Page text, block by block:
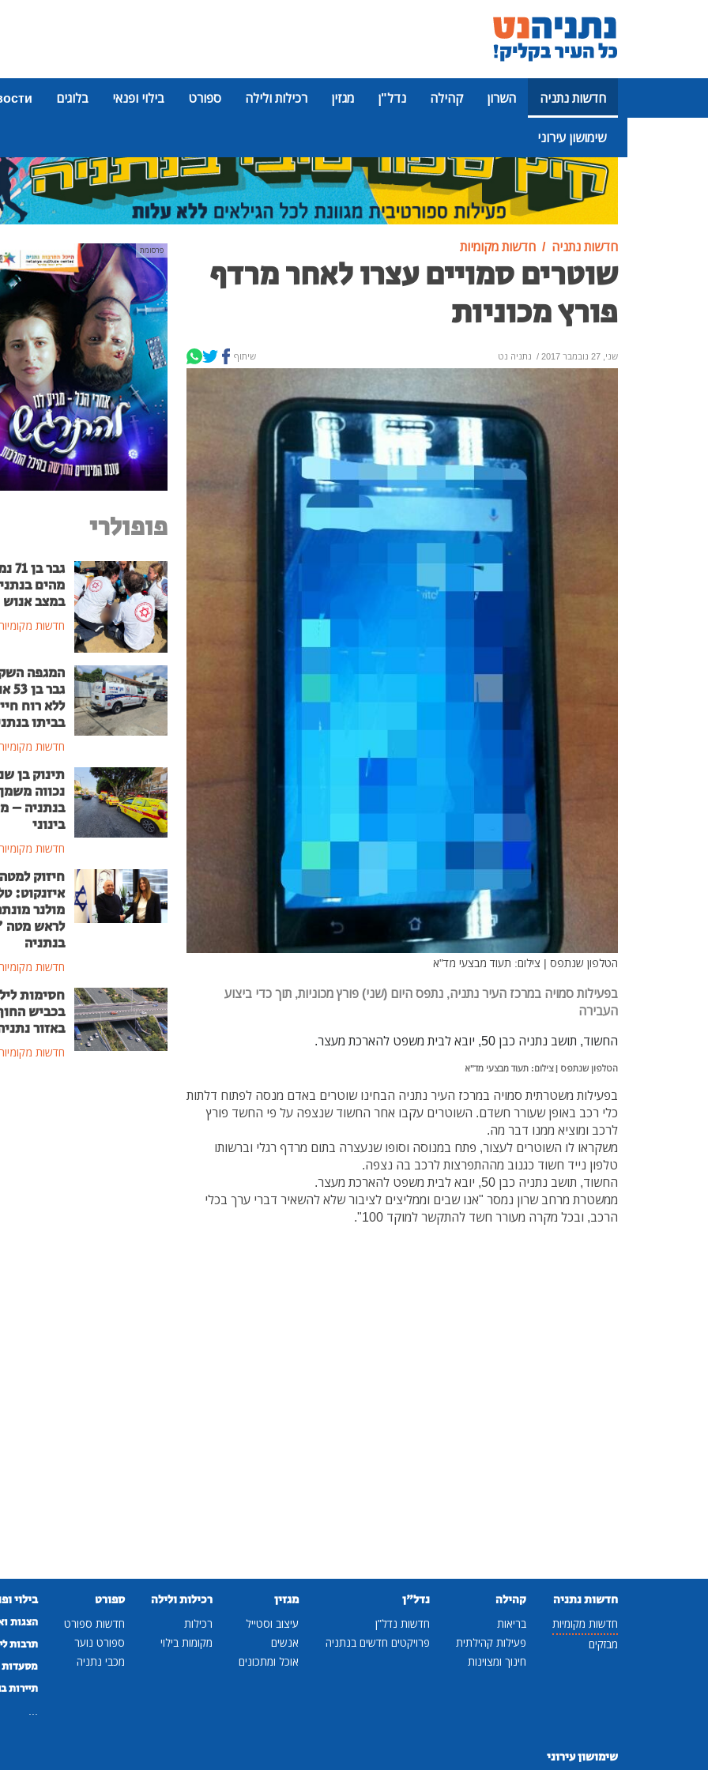
חדשות נתניה השרון קהילה נדל"ן מגזין רכילות ולילה ספורט בילוי ופנאי בלוגים
שימושון עירוני
פרסומת
חדשות נתניה חדשות מקומיות
שוטרים סמויים עצרו לאחר מרדף
פורץ מכוניות
שני, 27 נובמבר 2017 / נתניה נט שיתוף
הטלפון שנתפס | צילום: תעוד מבצעי מד"א
בפעילות סמויה במרכז העיר נתניה, נתפס היום (שני) פורץ מכוניות, תוך כדי ביצוע
העבירה
החשוד, תושב נתניה כבן 50, יובא לבית משפט להארכת מעצר.
הטלפון שנתפס | צילום: תעוד מבצעי מד"א
בפעילות משטרתית סמויה במרכז העיר נתניה הבחינו שוטרים באדם מנסה לפתוח דלתות
כלי רכב באופן שעורר חשדם. השוטרים עקבו אחר החשוד שנצפה על פי החשד פורץ
לרכב ומוציא ממנו דבר מה.
משקראו לו השוטרים לעצור, פתח במנוסה וסופו שנעצרה בתום מרדף רגלי וברשותו
טלפון נייד חשוד כגנוב מההתפרצות לרכב בה נצפה.
החשוד, תושב נתניה כבן 50, יובא לבית משפט להארכת מעצר.
ממשטרת מרחב שרון נמסר "אנו שבים וממליצים לציבור שלא להשאיר דברי ערך בכלי
הרכב, ובכל מקרה מעורר חשד להתקשר למוקד 100".
פרסומת
פופולרי
גבר
מהים
במצב אנוש
חדשות
המגפה
גבר
ללא רוח
בביתו
חדשות
תינוק בן
נכווה
בנתניה –
בינוני
חדשות
חיזוק למטה
איזנקוט:
מולנר
לראש
בנתניה
חדשות
חסימות
בכביש
באזור
חדשות
חדשות נתניה
חדשות מקומיות
מבזקים
קהילה
בריאות
פעילות קהילתית
חינוך ומצוינות
נדל"ן
חדשות נדל"ן
פרויקטים חדשים בנתניה
מגזין
עיצוב וסטייל
אנשים
אוכל ומתכונים
רכילות ולילה
רכילות
מקומות בילוי
ספורט
חדשות ספורט
ספורט נוער
מכבי נתניה
בילוי
הצגות
תרבות
מסעדות
תיירות
שימושון עירוני